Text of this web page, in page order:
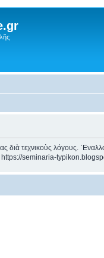
διὰ τεχνικοὺς λόγους.
seminaria-